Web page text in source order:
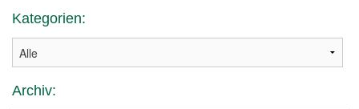
Kategorien:
Archiv: